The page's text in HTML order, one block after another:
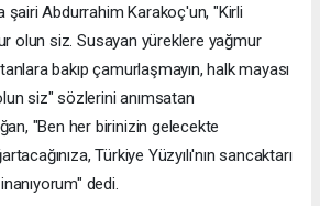
şairi Abdurrahim Karakoç'un, "Kirli
olun siz. Susayan yüreklere yağmur
bakıp çamurlaşmayın, halk mayası
siz" sözlerini anımsatan
"Ben her birinizin gelecekte
Türkiye Yüzyılı'nın sancaktarı
dedi.